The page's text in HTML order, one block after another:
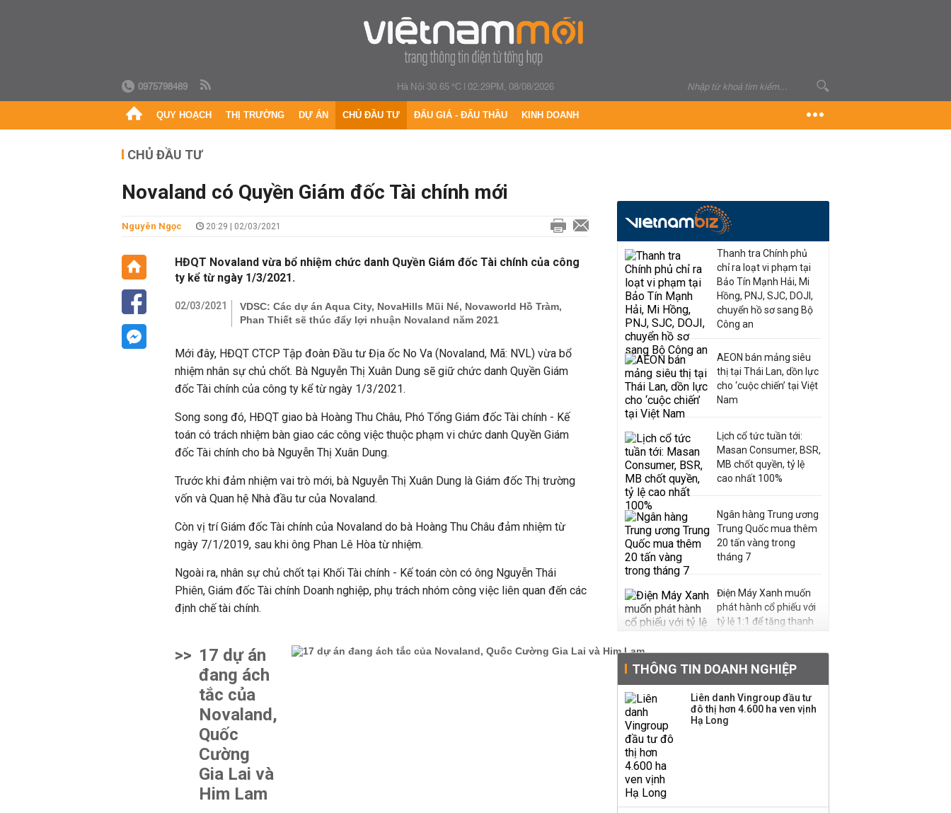
0975798489 Hà Nội 30.65 °C|02:29PM, 08/08/2026
QUY HOẠCH THỊ TRƯỜNG DỰ ÁN CHỦ ĐẦU TƯ ĐẤU GIÁ - ĐẤU THẦU KINH DOANH
CHỦ ĐẦU TƯ
Novaland có Quyền Giám đốc Tài chính mới
Nguyên Ngọc 20:29 | 02/03/2021
HĐQT Novaland vừa bổ nhiệm chức danh Quyền Giám đốc Tài chính của công
ty kể từ ngày 1/3/2021.
02/03/2021
VDSC: Các dự án Aqua City, NovaHills Mũi Né, Novaworld Hồ Tràm,
Phan Thiết sẽ thúc đẩy lợi nhuận Novaland năm 2021
Mới đây, HĐQT CTCP Tập đoàn Đầu tư Địa ốc No Va (Novaland, Mã: NVL) vừa bổ
nhiệm nhân sự chủ chốt. Bà Nguyễn Thị Xuân Dung sẽ giữ chức danh Quyền Giám
đốc Tài chính của công ty kể từ ngày 1/3/2021.
Song song đó, HĐQT giao bà Hoàng Thu Châu, Phó Tổng Giám đốc Tài chính - Kế
toán có trách nhiệm bàn giao các công việc thuộc phạm vi chức danh Quyền Giám
đốc Tài chính cho bà Nguyễn Thị Xuân Dung.
Trước khi đảm nhiệm vai trò mới, bà Nguyễn Thị Xuân Dung là Giám đốc Thị trường
vốn và Quan hệ Nhà đầu tư của Novaland.
Còn vị trí Giám đốc Tài chính của Novaland do bà Hoàng Thu Châu đảm nhiệm từ
ngày 7/1/2019, sau khi ông Phan Lê Hòa từ nhiệm.
Ngoài ra, nhân sự chủ chốt tại Khối Tài chính - Kế toán còn có ông Nguyễn Thái
Phiên, Giám đốc Tài chính Doanh nghiệp, phụ trách nhóm công việc liên quan đến các
định chế tài chính.
>> 17 dự án
đang ách
tắc của
Novaland,
Quốc
Cường
Gia Lai và
Him Lam
Thanh tra Chính phủ
chỉ ra loạt vi phạm tại
Bảo Tín Mạnh Hải, Mi
Hồng, PNJ, SJC, DOJI,
chuyển hồ sơ sang Bộ
Công an
AEON bán mảng siêu
thị tại Thái Lan, dồn lực
cho ‘cuộc chiến’ tại Việt
Nam
Lịch cổ tức tuần tới:
Masan Consumer, BSR,
MB chốt quyền, tỷ lệ
cao nhất 100%
Ngân hàng Trung ương
Trung Quốc mua thêm
20 tấn vàng trong
tháng 7
Điện Máy Xanh muốn
phát hành cổ phiếu với
tỷ lệ 1:1 để tăng thanh
Sau nhịp điều chỉnh
mạnh, CTCK nhìn thấy
cơ hội ở nhóm cổ phiếu
nào?
hàng
THÔNG TIN DOANH NGHIỆP
Liên danh Vingroup đầu tư
đô thị hơn 4.600 ha ven vịnh
Hạ Long